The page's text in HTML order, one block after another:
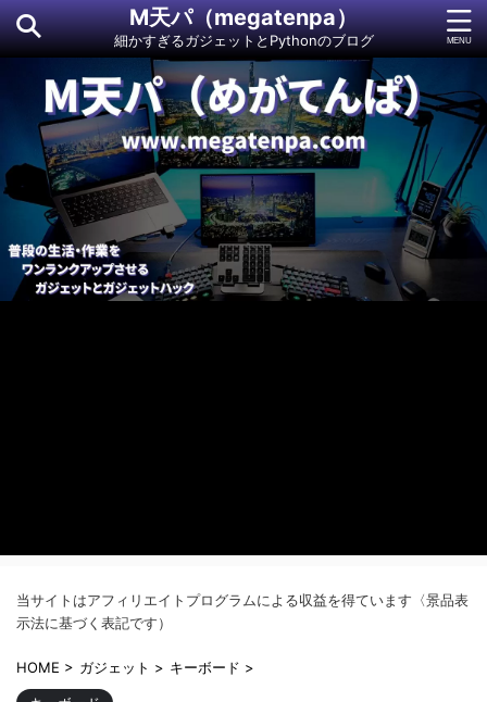
M天パ（megatenpa）
細かすぎるガジェットとPythonのブログ
当サイトはアフィリエイトプログラムによる収益を得ています〈景品表
示法に基づく表記です）
HOME > ガジェット > キーボード >